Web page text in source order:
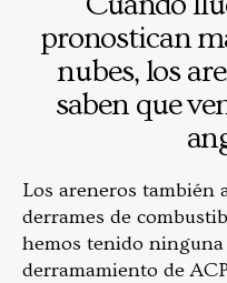
pronostican
nubes, los
saben que
Los areneros también
derrames de
hemos tenido
derramamiento de